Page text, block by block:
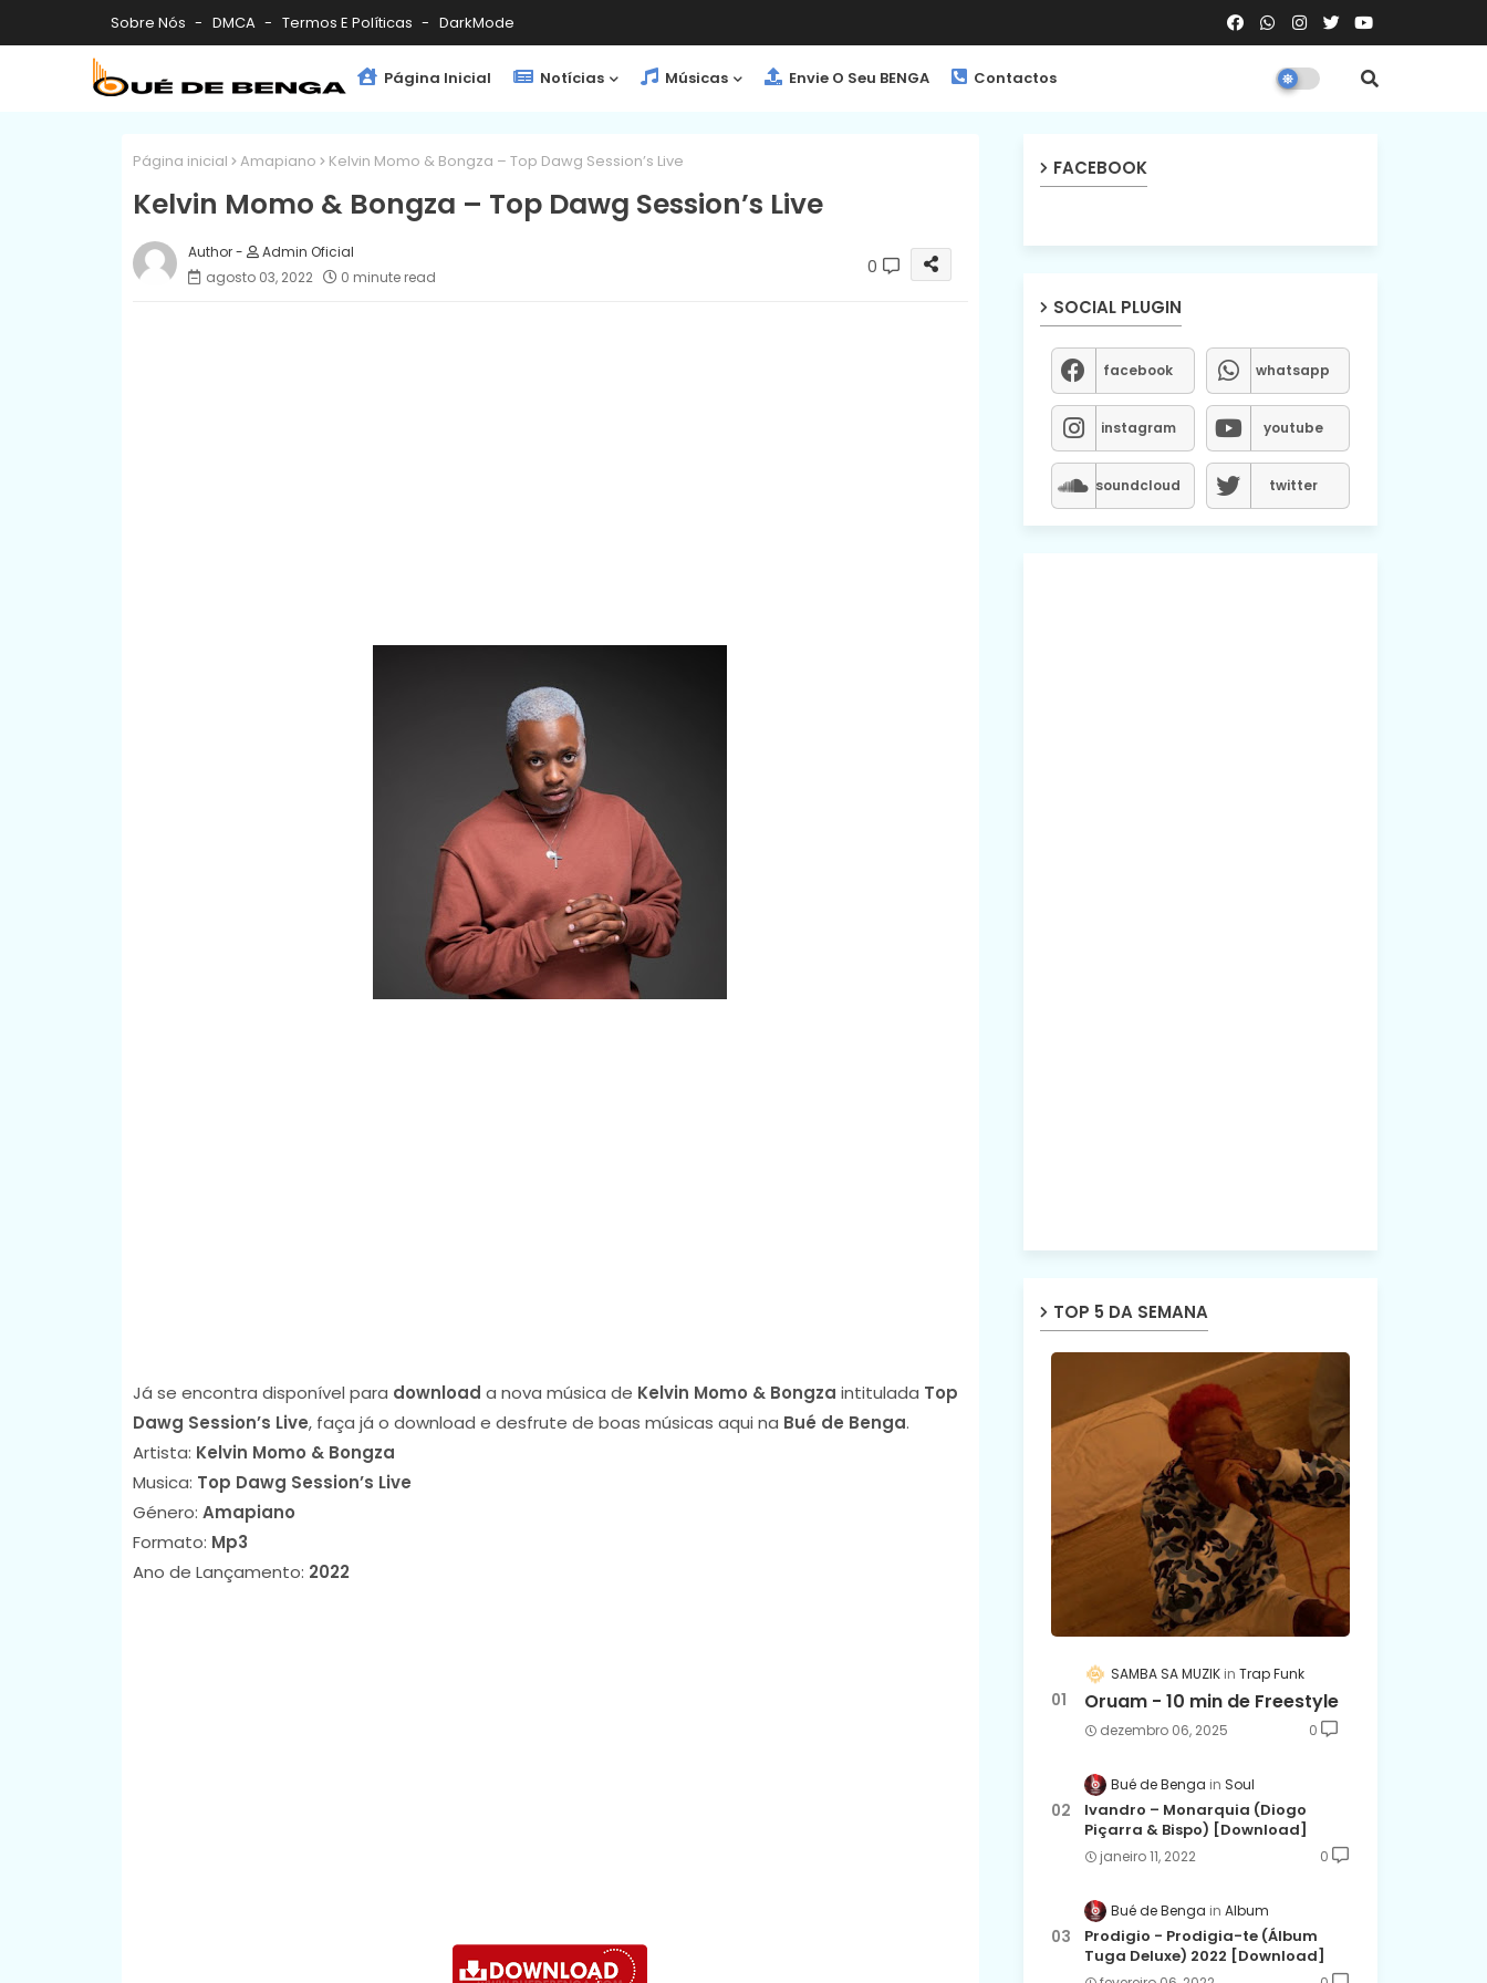
Sobre Nós DMCA Termos E Políticas DarkMode
Página Inicial Notícias Músicas Envie O Seu BENGA Contactos
Página inicial Amapiano Kelvin Momo & Bongza – Top Dawg Session’s Live
Kelvin Momo & Bongza – Top Dawg Session’s Live
Admin Oficial
agosto 03, 2022
0 minute read 0
Já se encontra disponível para download a nova música de Kelvin Momo & Bongza intitulada Top
Dawg Session’s Live, faça já o download e desfrute de boas músicas aqui na Bué de Benga.
Artista: Kelvin Momo & Bongza
Musica: Top Dawg Session’s Live
Género: Amapiano
Formato: Mp3
Ano de Lançamento: 2022
FACEBOOK
SOCIAL PLUGIN
facebook whatsapp
instagram youtube
soundcloud twitter
TOP 5 DA SEMANA
SAMBA SA MUZIK Trap Funk
Oruam - 10 min de Freestyle
dezembro 06, 2025 0
Bué de Benga Soul
Ivandro – Monarquia (Diogo
Piçarra & Bispo) [Download]
janeiro 11, 2022 0
Bué de Benga Album
Prodigio - Prodigia-te (Álbum
Tuga Deluxe) 2022 [Download]